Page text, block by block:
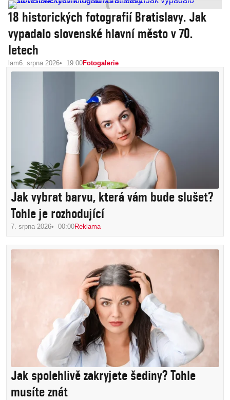
18 historických fotografií Bratislavy. Jak
vypadalo slovenské hlavní město v 70.
letech
lam6. srpna 2026 19:00Fotogalerie
Jak vybrat barvu, která vám bude slušet?
Tohle je rozhodující
7. srpna 2026 00:00Reklama
Jak spolehlivě zakryjete šediny? Tohle
musíte znát